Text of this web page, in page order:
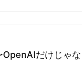
OpenAIだけじゃ